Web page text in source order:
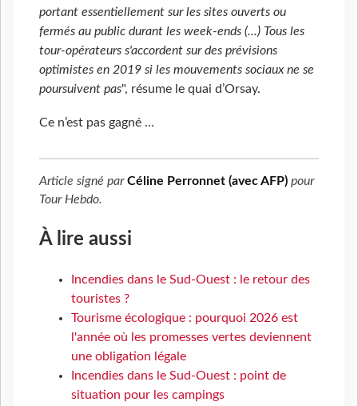
portant essentiellement sur les sites ouverts ou
fermés au public durant les week-ends (...) Tous les
tour-opérateurs s'accordent sur des prévisions
optimistes en 2019 si les mouvements sociaux ne se
poursuivent pas", résume le quai d’Orsay.
Ce n’est pas gagné …
Article signé parCéline Perronnet (avec AFP) pour
Tour Hebdo.
À lire aussi
Incendies dans le Sud-Ouest : le retour des
touristes ?
Tourisme écologique : pourquoi 2026 est
l'année où les promesses vertes deviennent
une obligation légale
Incendies dans le Sud-Ouest : point de
situation pour les campings